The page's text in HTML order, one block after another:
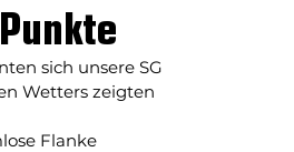
sich unsere SG
Wetters zeigten
Flanke